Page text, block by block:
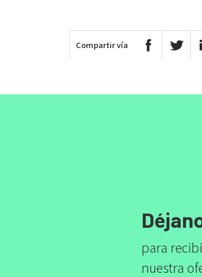
Compartir vía
para
nuestra